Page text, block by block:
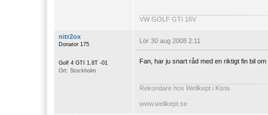
VW GOLF GTI 16V
nitr2ox
Donator 175
Golf 4 GTI 1.8T -01
Ort: Stockholm
Lör 30 aug 2008 2:11
Fan, har ju snart råd med en riktigt fin bil
Rekondare hos Wellkept i Kista
www.wellkept.se